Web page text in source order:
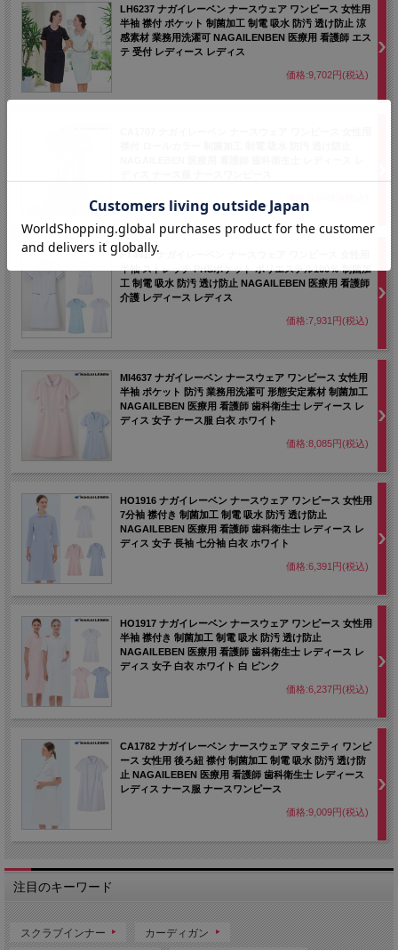
LH6237 ナガイレーベン ナースウェア ワンピース 女性用
半袖 襟付 ポケット 制菌加工 制電 吸水 防汚 透け防止 涼
感素材 業務用洗濯可 NAGAILENBEN 医療用 看護師 エス
テ 受付 レディース レディス
価格:9,702円(税込)
FT4417 ナガイレーベン ナースウェア ワンピース 女性用
半袖 ストレッチ PHSポケット ポリエステル100％ 制菌加
工 制電 吸水 防汚 透け防止 NAGAILEBEN 医療用 看護師
介護 レディース レディス
価格:7,931円(税込)
MI4637 ナガイレーベン ナースウェア ワンピース 女性用
半袖 ポケット 防汚 業務用洗濯可 形態安定素材 制菌加工
NAGAILEBEN 医療用 看護師 歯科衛生士 レディース レ
ディス 女子 ナース服 白衣 ホワイト
価格:8,085円(税込)
HO1916 ナガイレーベン ナースウェア ワンピース 女性用
7分袖 襟付き 制菌加工 制電 吸水 防汚 透け防止
NAGAILEBEN 医療用 看護師 歯科衛生士 レディース レ
ディス 女子 長袖 七分袖 白衣 ホワイト
価格:6,391円(税込)
HO1917 ナガイレーベン ナースウェア ワンピース 女性用
半袖 襟付き 制菌加工 制電 吸水 防汚 透け防止
NAGAILEBEN 医療用 看護師 歯科衛生士 レディース レ
ディス 女子 白衣 ホワイト 白 ピンク
価格:6,237円(税込)
CA1782 ナガイレーベン ナースウェア マタニティ ワンピ
ース 女性用 後ろ紐 襟付 制菌加工 制電 吸水 防汚 透け防
止 NAGAILEBEN 医療用 看護師 歯科衛生士 レディース
レディス ナース服 ナースワンピース
価格:9,009円(税込)
注目のキーワード
スクラブインナー カーディガン